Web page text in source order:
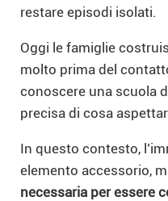
restare episodi isolati.
Oggi le famiglie
molto prima del
conoscere una scuola
precisa di cosa
In questo contesto,
elemento accessorio,
necessaria per essere